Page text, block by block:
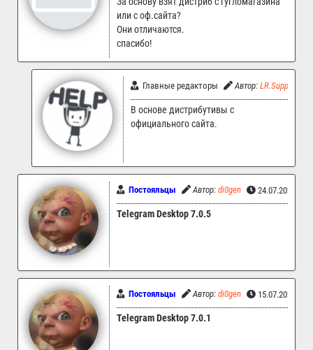
или с оф.сайта?
Они отличаются.
спасибо!
Главные редакторы Автор: LR.Support
В основе дистрибутивы с
официального сайта.
Постояльцы Автор: di0gen 24.07.2026
Telegram Desktop 7.0.5
Постояльцы Автор: di0gen 15.07.2026
Telegram Desktop 7.0.1